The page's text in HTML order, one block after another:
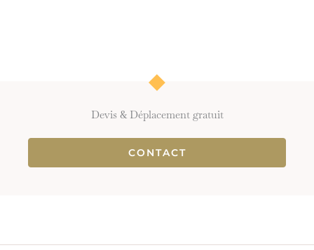
Devis & Déplacement gratuit
CONTACT